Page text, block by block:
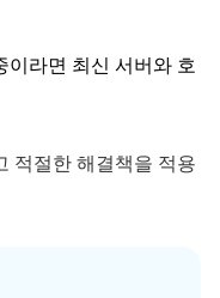
이라면 최신 서버와 호
적절한 해결책을 적용